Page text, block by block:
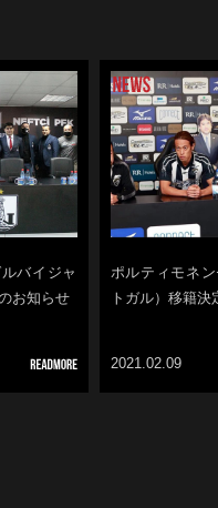
バイジャ
お知らせ
ポルティモネ
トガル）移籍
2021.02.09